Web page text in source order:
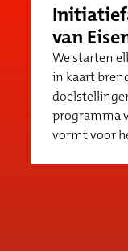
van
We starten
in kaart
programma
vormt voor